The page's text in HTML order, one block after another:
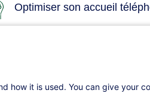
Optimiser son accueil
how it is used. You can give your